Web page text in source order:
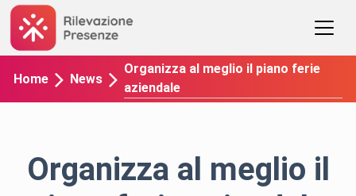
Home News
Organizza al meglio il piano ferie
aziendale
Organizza al meglio il